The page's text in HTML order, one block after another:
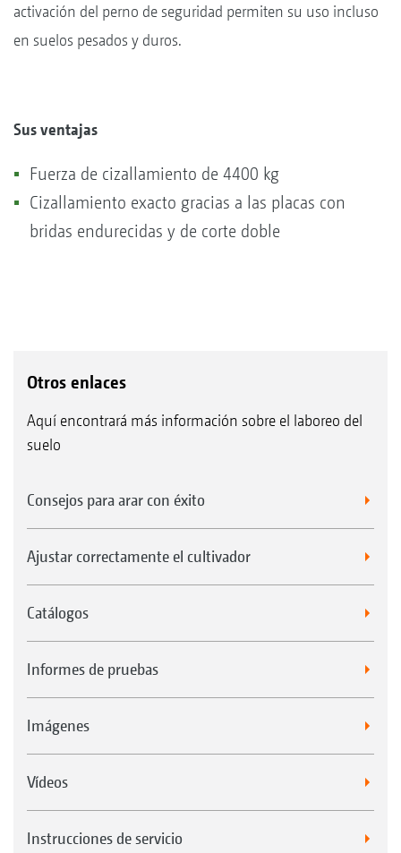
activación del perno de seguridad permiten su uso incluso
en suelos pesados y duros.
Sus ventajas
Fuerza de cizallamiento de 4400 kg
Cizallamiento exacto gracias a las placas con
bridas endurecidas y de corte doble
Otros enlaces
Aquí encontrará más información sobre el laboreo del
suelo
Consejos para arar con éxito
Ajustar correctamente el cultivador
Catálogos
Informes de pruebas
Imágenes
Vídeos
Instrucciones de servicio